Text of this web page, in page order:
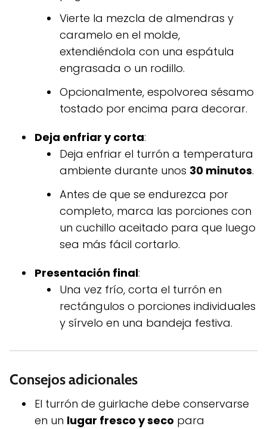
Vierte la mezcla de almendras y
caramelo en el molde,
extendiéndola con una espátula
engrasada o un rodillo.
Opcionalmente, espolvorea sésamo
tostado por encima para decorar.
Deja enfriar y corta:
Deja enfriar el turrón a temperatura
ambiente durante unos 30 minutos.
Antes de que se endurezca por
completo, marca las porciones con
un cuchillo aceitado para que luego
sea más fácil cortarlo.
Presentación final:
Una vez frío, corta el turrón en
rectángulos o porciones individuales
y sírvelo en una bandeja festiva.
Consejos adicionales
El turrón de guirlache debe conservarse
en un lugar fresco y seco para